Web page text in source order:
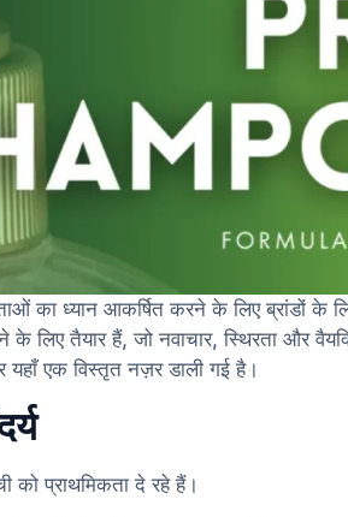
का ध्यान आकर्षित करने के लिए ब्रांडों के
लिए तैयार हैं, जो नवाचार, स्थिरता और
एक विस्तृत नज़र डाली गई है।
को प्राथमिकता दे रहे हैं।